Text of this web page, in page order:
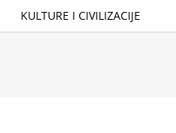
KULTURE I CIVILIZACIJE